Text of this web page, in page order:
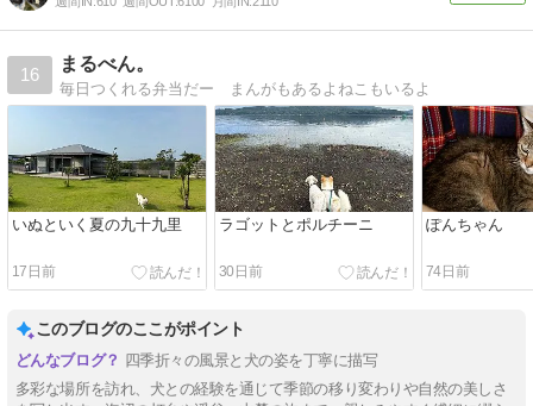
16
まるべん。
毎日つくれる弁当だー まんがもあるよねこもいるよ
いぬといく夏の九十九里
17日前
ラゴットとポルチーニ
30日前
ぽんちゃん
74日前
このブログのここがポイント
四季折々の風景と犬の姿を丁寧に描写
多彩な場所を訪れ、犬との経験を通じて季節の移り変わりや自然の美しさ